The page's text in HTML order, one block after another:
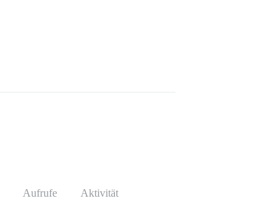
Aufrufe Aktivität